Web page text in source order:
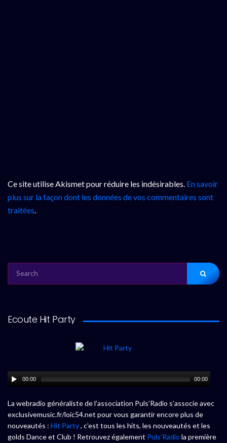
Ce site utilise Akismet pour réduire les indésirables. En savoir
plus sur la façon dont les données de vos commentaires sont
traitées.
FOR:
Ecoute Hit Party
00:00 00:00
La webradio généraliste de l’association Puls’Radio s’associe avec
exclusivemusic.fr/loic54.net pour vous garantir encore plus de
nouveautés : Hit Party, c’est tous les hits, les nouveautés et les
golds Dance et Club ! Retrouvez également Puls’Radio la première